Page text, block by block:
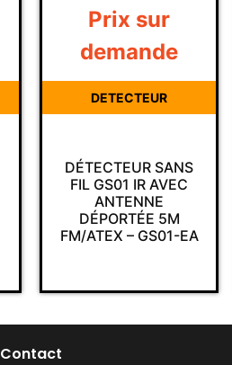
DÉTECTEUR SANS
FIL GS01 IR AVEC
ANTENNE
DÉPORTÉE 5M
FM/ATEX – GS01-EA
Prix sur
demande
DETECTEUR
Contact